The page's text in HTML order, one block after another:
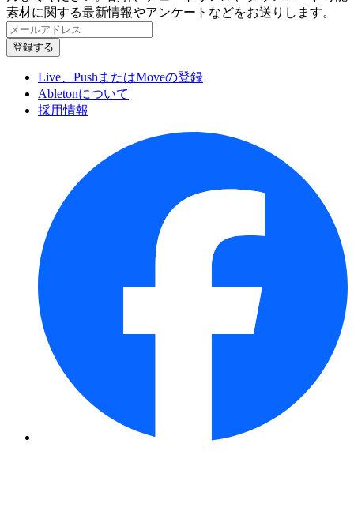
素材に関する最新情報やアンケートなどをお送りします。
Live、PushまたはMoveの登録
Abletonについて
採用情報